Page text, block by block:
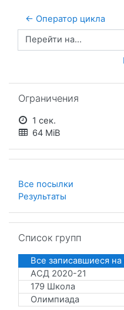
← Оператор цикла
Перейти на...
Ограничения
1 сек.
64 MiB
Все посылки
Результаты
Список групп
Все записавшиеся на
АСД 2020-21
179 Школа
Олимпиада